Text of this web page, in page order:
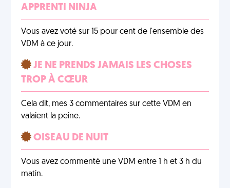
APPRENTI NINJA
Vous avez voté sur 15 pour cent de l'ensemble des
VDM à ce jour.
JE NE PRENDS JAMAIS LES CHOSES
TROP À CŒUR
Cela dit, mes 3 commentaires sur cette VDM en
valaient la peine.
OISEAU DE NUIT
Vous avez commenté une VDM entre 1 h et 3 h du
matin.